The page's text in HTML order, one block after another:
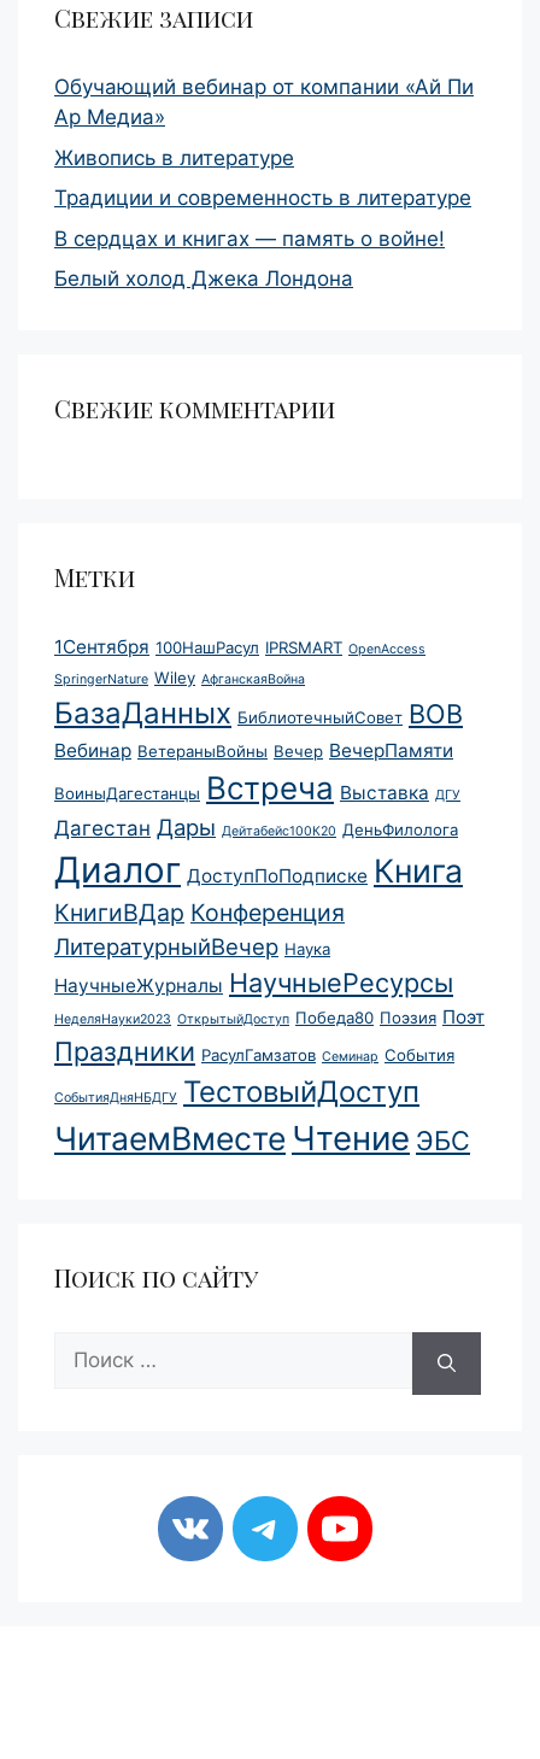
Свежие записи
Обучающий вебинар от компании «Ай Пи
Ар Медиа»
Живопись в литературе
Традиции и современность в литературе
В сердцах и книгах — память о войне!
Белый холод Джека Лондона
Свежие комментарии
Метки
1Сентября 100НашРасул IPRSMART OpenAccess
SpringerNature Wiley АфганскаяВойна
БазаДанных БиблиотечныйСовет ВОВ
Вебинар ВетераныВойны Вечер ВечерПамяти
ВоиныДагестанцы Встреча Выставка ДГУ
Дагестан Дары Дейтабейс100К20 ДеньФилолога
Диалог ДоступПоПодписке Книга
КнигиВДар Конференция
ЛитературныйВечер Наука
НаучныеЖурналы НаучныеРесурсы
НеделяНауки2023 ОткрытыйДоступ Победа80 Поэзия Поэт
Праздники РасулГамзатов Семинар События
СобытияДняНБДГУ ТестовыйДоступ
ЧитаемВместе Чтение ЭБС
Поиск по сайту
Поиск: